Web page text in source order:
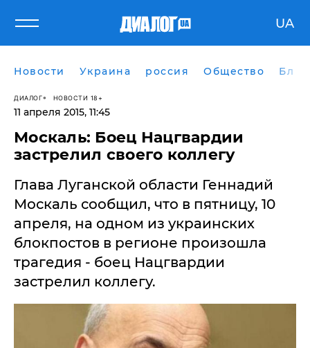
UA
Новости Украина россия Общество
ДИАЛОГ НОВОСТИ 18+
11 апреля 2015, 11:45
Москаль: Боец Нацгвардии
застрелил своего коллегу
Глава Луганской области Геннадий
Москаль сообщил, что в пятницу, 10
апреля, на одном из украинских
блокпостов в регионе произошла
трагедия - боец Нацгвардии
застрелил коллегу.